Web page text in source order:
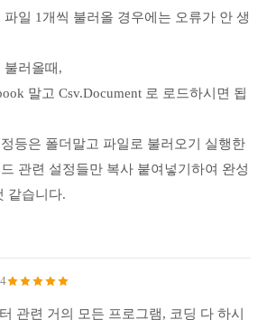
파일 1개씩 불러올 경우에는 오류가 안 생
불러올때,
말고 Csv.Document 로 로드하시면 됩
등은 폴더말고 파일로 불러오기 실행한
관련 설정들만 복사 붙여넣기하여 완성
같습니다.
관련 거의 모든 프로그램, 코딩 다 하시